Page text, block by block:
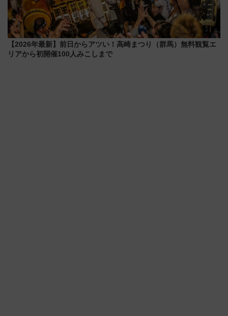
【2026年最新】前日からアツい！高崎まつり（群馬）無料観覧エ
リアから初開催100人みこしまで